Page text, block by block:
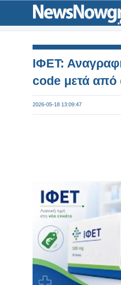
ΙΦΕΤ:
code μετά από
2026-05-18 13:09:47